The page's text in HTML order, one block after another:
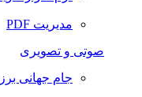
مدیریت PDF
صوتی و تصویری
جام جهانی برزیل